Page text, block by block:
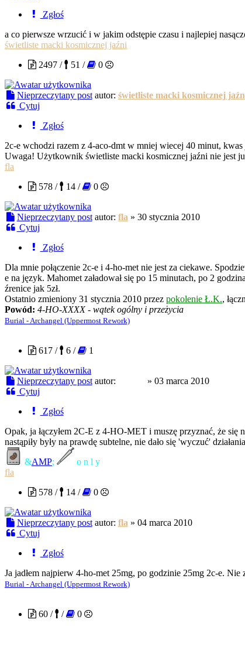
Zgłoś
a co pierwsze wrzucić i w jakim odstępie czasu i najlepiej
świetliste macki kosmicznej jaźni
2497 /
51 / 0
Nieprzeczytany post autor: świetliste macki kosmicznej
Cytuj
Zgłoś
2c-e wchodzi razem z 4-aco-dmt w mniej wiecej 40 minut,
Uwaga! Użytkownik świetliste macki kosmicznej jaźni nie jest
fla
578 /
14 / 0
Nieprzeczytany post autor: fla » 30 stycznia 2010
Cytuj
Zgłoś
Dla mnie połączenie 2c-e i 4-ho-met nie jest za ciekawe.
e na język. Mahomet załadował się po 15 minutach, po 2
źrenice jak 5zł.
Ostatnio zmieniony 31 stycznia 2010 przez pokolenie Ł.K.,
Powód: 4-HO-XXXX - wątek ogólny i przeżycia
Burial - Archangel (Uppermost Rework)
617 /
6 / 1
Nieprzeczytany post autor: » 03 marca 2010
Cytuj
Zgłoś
Opak, ja łączyłem 2C-E z 4-HO-MET i muszę przyznać, że
nastąpiły były na prawdę subtelne, nie dało się 'wyczuć'
&AMP;
o n l y
fla
578 /
14 / 0
Nieprzeczytany post autor: fla » 04 marca 2010
Cytuj
Zgłoś
Ja jadłem najpierw 4-ho-met 25mg, po godzinie 25mg 2c-e.
Burial - Archangel (Uppermost Rework)
60 /
/ 0